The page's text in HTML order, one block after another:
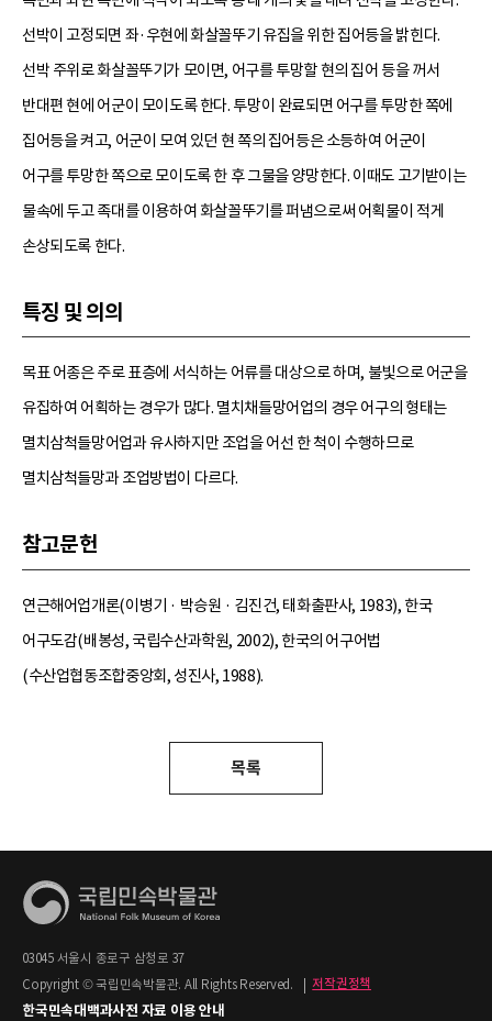
선박이 고정되면 좌·우현에 화살꼴뚜기 유집을 위한 집어등을 밝힌다.
선박 주위로 화살꼴뚜기가 모이면, 어구를 투망할 현의 집어 등을 꺼서
반대편 현에 어군이 모이도록 한다. 투망이 완료되면 어구를 투망한 쪽에
집어등을 켜고, 어군이 모여 있던 현 쪽의 집어등은 소등하여 어군이
어구를 투망한 쪽으로 모이도록 한 후 그물을 양망한다. 이때도 고기받이는
물속에 두고 족대를 이용하여 화살꼴뚜기를 퍼냄으로써 어획물이 적게
손상되도록 한다.
특징 및 의의
목표 어종은 주로 표층에 서식하는 어류를 대상으로 하며, 불빛으로 어군을
유집하여 어획하는 경우가 많다. 멸치채들망어업의 경우 어구의 형태는
멸치삼척들망어업과 유사하지만 조업을 어선 한 척이 수행하므로
멸치삼척들망과 조업방법이 다르다.
참고문헌
연근해어업개론(이병기 · 박승원 · 김진건, 태화출판사, 1983), 한국
어구도감(배봉성, 국립수산과학원, 2002), 한국의 어구어법
(수산업협동조합중앙회, 성진사, 1988).
목록
03045 서울시 종로구 삼청로 37
Copyright © 국립민속박물관. All Rights Reserved.
저작권정책
한국민속대백과사전 자료 이용 안내